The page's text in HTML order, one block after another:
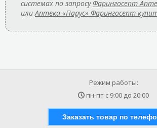
системах по запросу Фарингосепт
илиАптека «Парус» Фарингосепт
Режим работы:
пн-пт с 9:00 до 20:00
Заказать товар по